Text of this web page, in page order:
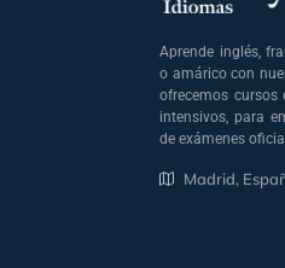
Aprende inglés,
o amárico con
ofrecemos cursos
intensivos, para
de exámenes
Madrid,